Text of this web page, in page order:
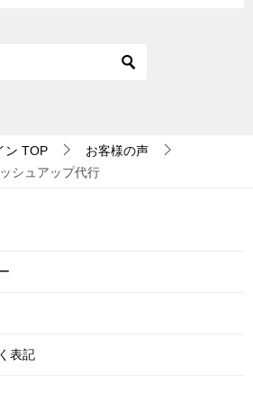
ン TOP
お客様の声
シュアップ代行
表記